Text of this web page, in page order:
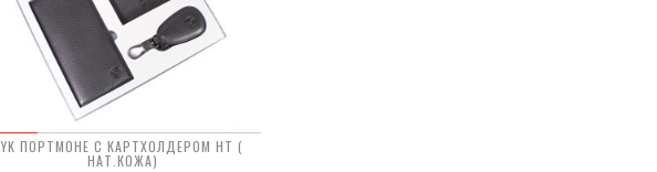
YK ПОРТМОНЕ С КАРТХОЛДЕРОМ HT (
НАТ.КОЖА)